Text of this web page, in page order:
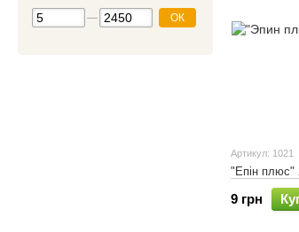
Артикул: 1021
"Епін
9 грн
ОК